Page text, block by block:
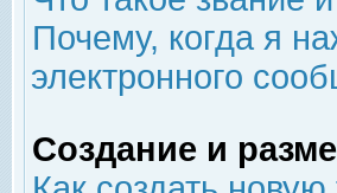
Почему, когда я
электронного
Создание и